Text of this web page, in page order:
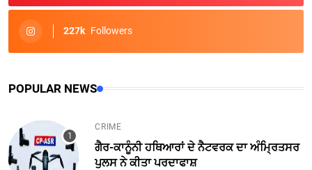
227k Followers
POPULAR NEWS
CRIME
ਗੈਰ-ਕਾਨੂੰਨੀ ਹਥਿਆਰਾਂ ਦੇ ਨੈਟਵਰਕ ਦਾ ਅੰਮ੍ਰਿਤਸਰ
ਪੁਲਸ ਨੇ ਕੀਤਾ ਪਰਦਾਫਾਸ਼